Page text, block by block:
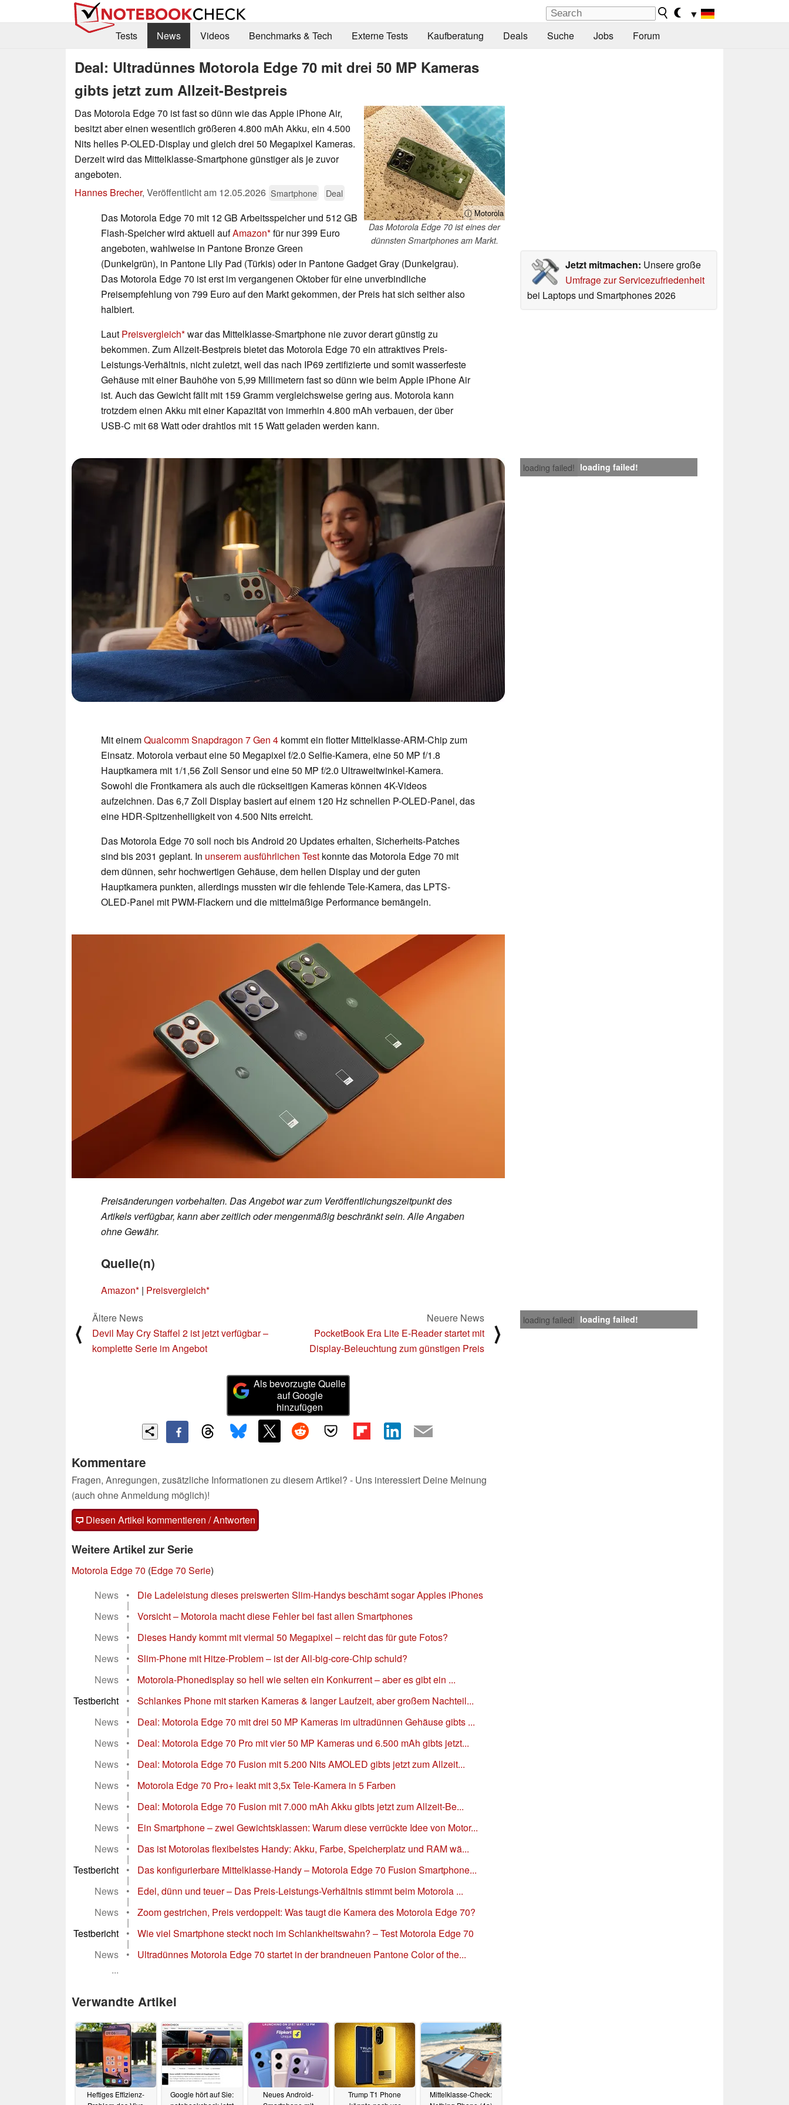
▼
Tests
News Videos Benchmarks & Tech Externe Tests Kaufberatung Deals Suche Jobs Forum
Deal: Ultradünnes Motorola Edge 70 mit drei 50 MP Kameras
gibts jetzt zum Allzeit-Bestpreis
ⓘ Motorola
Das Motorola Edge 70 ist eines der
dünnsten Smartphones am Markt.
Das Motorola Edge 70 ist fast so dünn wie das Apple iPhone Air,
besitzt aber einen wesentlich größeren 4.800 mAh Akku, ein 4.500
Nits helles P-OLED-Display und gleich drei 50 Megapixel Kameras.
Derzeit wird das Mittelklasse-Smartphone günstiger als je zuvor
angeboten.
Hannes Brecher, Veröffentlicht am 12.05.2026 Smartphone Deal
Jetzt mitmachen: Unsere große
Umfrage zur Servicezufriedenheit
bei Laptops und Smartphones 2026
Das Motorola Edge 70 mit 12 GB Arbeitsspeicher und 512 GB
Flash-Speicher wird aktuell aufAmazon für nur 399 Euro
angeboten, wahlweise in Pantone Bronze Green
(Dunkelgrün), in Pantone Lily Pad (Türkis) oder in Pantone Gadget Gray (Dunkelgrau).
Das Motorola Edge 70 ist erst im vergangenen Oktober für eine unverbindliche
Preisempfehlung von 799 Euro auf den Markt gekommen, der Preis hat sich seither also
halbiert.
Laut Preisvergleich war das Mittelklasse-Smartphone nie zuvor derart günstig zu
bekommen. Zum Allzeit-Bestpreis bietet das Motorola Edge 70 ein attraktives Preis-
Leistungs-Verhältnis, nicht zuletzt, weil das nach IP69 zertifizierte und somit wasserfeste
Gehäuse mit einer Bauhöhe von 5,99 Millimetern fast so dünn wie beim Apple iPhone Air
ist. Auch das Gewicht fällt mit 159 Gramm vergleichsweise gering aus. Motorola kann
trotzdem einen Akku mit einer Kapazität von immerhin 4.800 mAh verbauen, der über
USB-C mit 68 Watt oder drahtlos mit 15 Watt geladen werden kann.
loading failed! loading failed!
Mit einemQualcomm Snapdragon 7 Gen 4 kommt ein flotter Mittelklasse-ARM-Chip zum
Einsatz. Motorola verbaut eine 50 Megapixel f/2.0 Selfie-Kamera, eine 50 MP f/1.8
Hauptkamera mit 1/1,56 Zoll Sensor und eine 50 MP f/2.0 Ultraweitwinkel-Kamera.
Sowohl die Frontkamera als auch die rückseitigen Kameras können 4K-Videos
aufzeichnen. Das 6,7 Zoll Display basiert auf einem 120 Hz schnellen P-OLED-Panel, das
eine HDR-Spitzenhelligkeit von 4.500 Nits erreicht.
Das Motorola Edge 70 soll noch bis Android 20 Updates erhalten, Sicherheits-Patches
sind bis 2031 geplant. In unserem ausführlichen Test konnte das Motorola Edge 70 mit
dem dünnen, sehr hochwertigen Gehäuse, dem hellen Display und der guten
Hauptkamera punkten, allerdings mussten wir die fehlende Tele-Kamera, das LPTS-
OLED-Panel mit PWM-Flackern und die mittelmäßige Performance bemängeln.
Preisänderungen vorbehalten. Das Angebot war zum Veröffentlichungszeitpunkt des
Artikels verfügbar, kann aber zeitlich oder mengenmäßig beschränkt sein. Alle Angaben
ohne Gewähr.
Quelle(n)
Amazon | Preisvergleich
loading failed! loading failed!
⟨
Ältere News
Devil May Cry Staffel 2 ist jetzt verfügbar –
komplette Serie im Angebot
Neuere News
PocketBook Era Lite E-Reader startet mit
Display-Beleuchtung zum günstigen Preis
⟩
Als bevorzugte Quelle
auf Google
hinzufügen
Kommentare
Fragen, Anregungen, zusätzliche Informationen zu diesem Artikel? - Uns interessiert Deine Meinung
(auch ohne Anmeldung möglich)!
Diesen Artikel kommentieren / Antworten
Weitere Artikel zur Serie
Motorola Edge 70 (Edge 70 Serie)
News
• Die Ladeleistung dieses preiswerten Slim-Handys beschämt sogar Apples iPhones
|
News
• Vorsicht – Motorola macht diese Fehler bei fast allen Smartphones
|
News
• Dieses Handy kommt mit viermal 50 Megapixel – reicht das für gute Fotos?
|
News
• Slim-Phone mit Hitze-Problem – ist der All-big-core-Chip schuld?
|
News
• Motorola-Phonedisplay so hell wie selten ein Konkurrent – aber es gibt ein ...
|
Testbericht
• Schlankes Phone mit starken Kameras & langer Laufzeit, aber großem Nachteil...
|
News
• Deal: Motorola Edge 70 mit drei 50 MP Kameras im ultradünnen Gehäuse gibts ...
|
News
• Deal: Motorola Edge 70 Pro mit vier 50 MP Kameras und 6.500 mAh gibts jetzt...
|
News
• Deal: Motorola Edge 70 Fusion mit 5.200 Nits AMOLED gibts jetzt zum Allzeit...
|
News
• Motorola Edge 70 Pro+ leakt mit 3,5x Tele-Kamera in 5 Farben
|
News
• Deal: Motorola Edge 70 Fusion mit 7.000 mAh Akku gibts jetzt zum Allzeit-Be...
|
News
• Ein Smartphone – zwei Gewichtsklassen: Warum diese verrückte Idee von Motor...
|
News
• Das ist Motorolas flexibelstes Handy: Akku, Farbe, Speicherplatz und RAM wä...
|
Testbericht
• Das konfigurierbare Mittelklasse-Handy – Motorola Edge 70 Fusion Smartphone...
|
News
• Edel, dünn und teuer – Das Preis-Leistungs-Verhältnis stimmt beim Motorola ...
|
News
• Zoom gestrichen, Preis verdoppelt: Was taugt die Kamera des Motorola Edge 70?
|
Testbericht
• Wie viel Smartphone steckt noch im Schlankheitswahn? – Test Motorola Edge 70
|
News
•
Ultradünnes Motorola Edge 70 startet in der brandneuen Pantone Color of the...
...
Verwandte Artikel
Heftiges Effizienz-
Google hört auf Sie:
Neues Android-
Trump T1 Phone
Mittelklasse-Check: